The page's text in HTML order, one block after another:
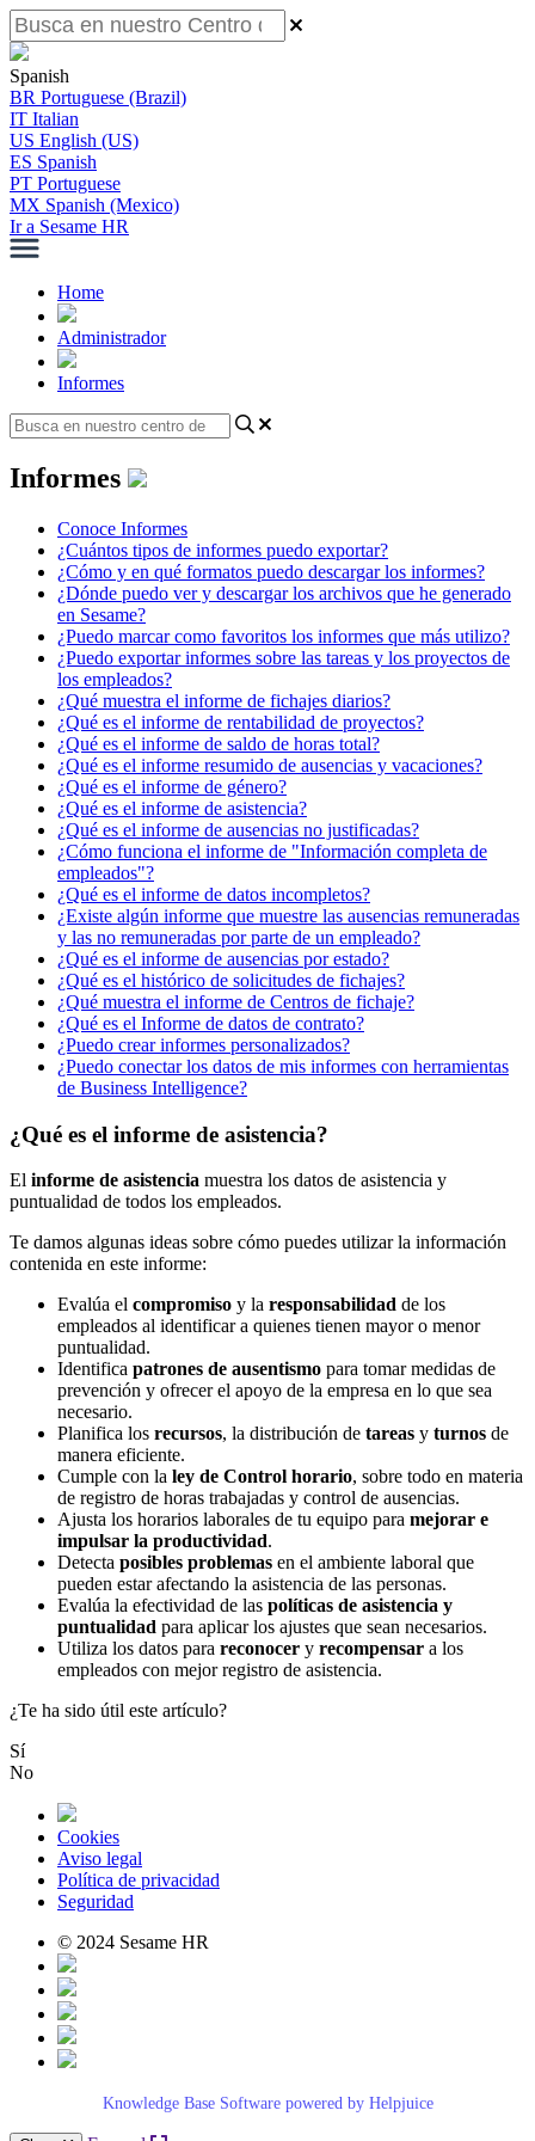
Spanish
BR Portuguese (Brazil)
IT Italian
US English (US)
ES Spanish
PT Portuguese
MX Spanish (Mexico)
Ir a Sesame HR
Home
Administrador
Informes
Informes
Conoce Informes
¿Cuántos tipos de informes puedo exportar?
¿Cómo y en qué formatos puedo descargar los informes?
¿Dónde puedo ver y descargar los archivos que he generado
en Sesame?
¿Puedo marcar como favoritos los informes que más utilizo?
¿Puedo exportar informes sobre las tareas y los proyectos de
los empleados?
¿Qué muestra el informe de fichajes diarios?
¿Qué es el informe de rentabilidad de proyectos?
¿Qué es el informe de saldo de horas total?
¿Qué es el informe resumido de ausencias y vacaciones?
¿Qué es el informe de género?
¿Qué es el informe de asistencia?
¿Qué es el informe de ausencias no justificadas?
¿Cómo funciona el informe de "Información completa de
empleados"?
¿Qué es el informe de datos incompletos?
¿Existe algún informe que muestre las ausencias remuneradas
y las no remuneradas por parte de un empleado?
¿Qué es el informe de ausencias por estado?
¿Qué es el histórico de solicitudes de fichajes?
¿Qué muestra el informe de Centros de fichaje?
¿Qué es el Informe de datos de contrato?
¿Puedo crear informes personalizados?
¿Puedo conectar los datos de mis informes con herramientas
de Business Intelligence?
¿Qué es el informe de asistencia?
El informe de asistencia muestra los datos de asistencia y
puntualidad de todos los empleados.
Te damos algunas ideas sobre cómo puedes utilizar la información
contenida en este informe:
Evalúa el compromiso y la responsabilidad de los
empleados al identificar a quienes tienen mayor o menor
puntualidad.
Identifica patrones de ausentismo para tomar medidas de
prevención y ofrecer el apoyo de la empresa en lo que sea
necesario.
Planifica los recursos, la distribución de tareas y turnos de
manera eficiente.
Cumple con la ley de Control horario, sobre todo en materia
de registro de horas trabajadas y control de ausencias.
Ajusta los horarios laborales de tu equipo para mejorar e
impulsar la productividad.
Detecta posibles problemas en el ambiente laboral que
pueden estar afectando la asistencia de las personas.
Evalúa la efectividad de las políticas de asistencia y
puntualidad para aplicar los ajustes que sean necesarios.
Utiliza los datos para reconocer y recompensar a los
empleados con mejor registro de asistencia.
¿Te ha sido útil este artículo?
Sí
No
Cookies
Aviso legal
Política de privacidad
Seguridad
© 2024 Sesame HR
Knowledge Base Software powered by Helpjuice